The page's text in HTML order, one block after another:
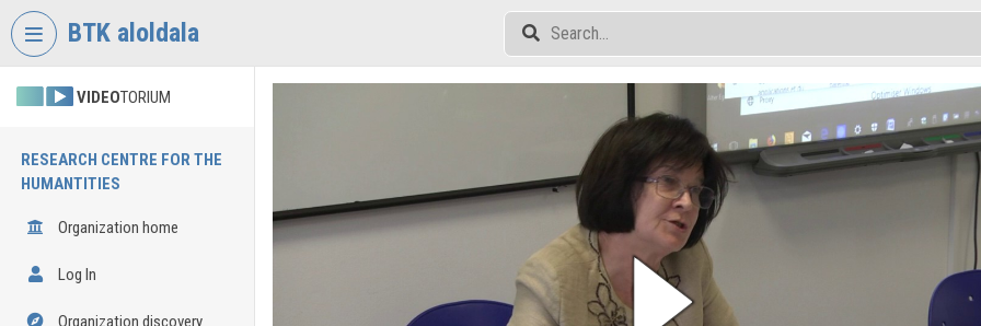
Skip header
BTK aloldala
VIDEOTORIUM
RESEARCH CENTRE FOR THE
HUMANTITIES
Organization home
Log In
Organization discovery